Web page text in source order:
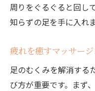
周りをぐるぐると回し
知らずの足を手に入れ
疲れを癒すマッサー
足のむくみを解消する
び方が重要です。まず